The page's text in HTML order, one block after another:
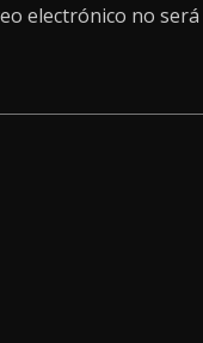
electrónico no será